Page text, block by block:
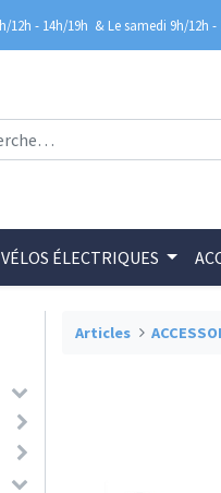
12h - 14h/19h & Le samedi 9h/12h -
VÉLOS ÉLECTRIQUES
Articles